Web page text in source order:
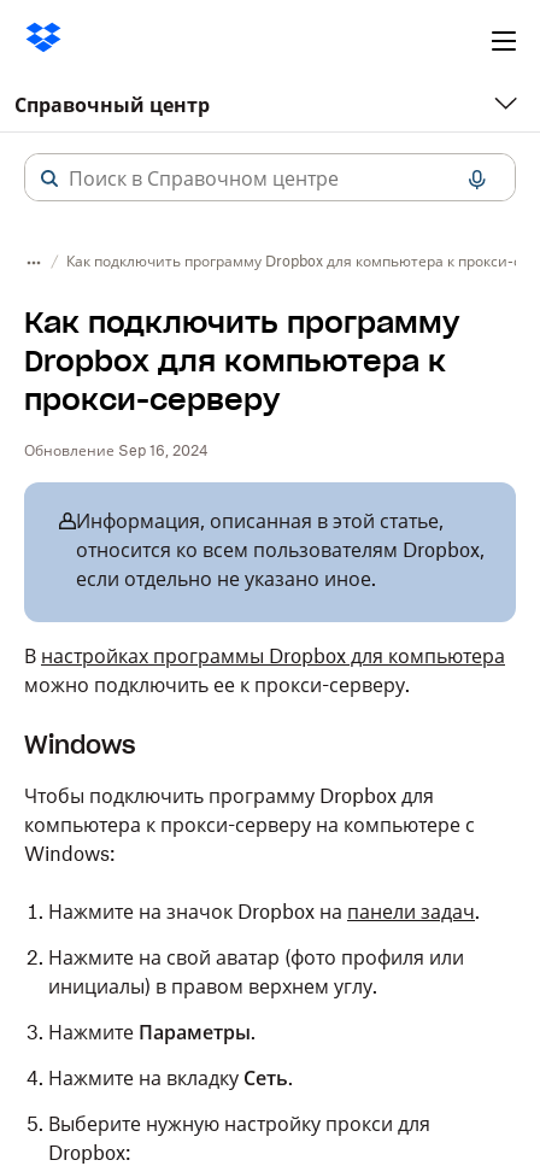
Справочный центр
Как подключить программу Dropbox для компьютера к прокси-
Как подключить программу
Dropbox для компьютера к
прокси-серверу
Обновление Sep 16, 2024
Информация, описанная в этой статье,
относится ко всем пользователям Dropbox,
если отдельно не указано иное.
В настройках программы Dropbox для компьютера
можно подключить ее к прокси-серверу.
Windows
Чтобы подключить программу Dropbox для
компьютера к прокси-серверу на компьютере с
Windows:
Нажмите на значок Dropbox на панели задач.
Нажмите на свой аватар (фото профиля или
инициалы) в правом верхнем углу.
Нажмите Параметры.
Нажмите на вкладку Сеть.
Выберите нужную настройку прокси для
Dropbox: